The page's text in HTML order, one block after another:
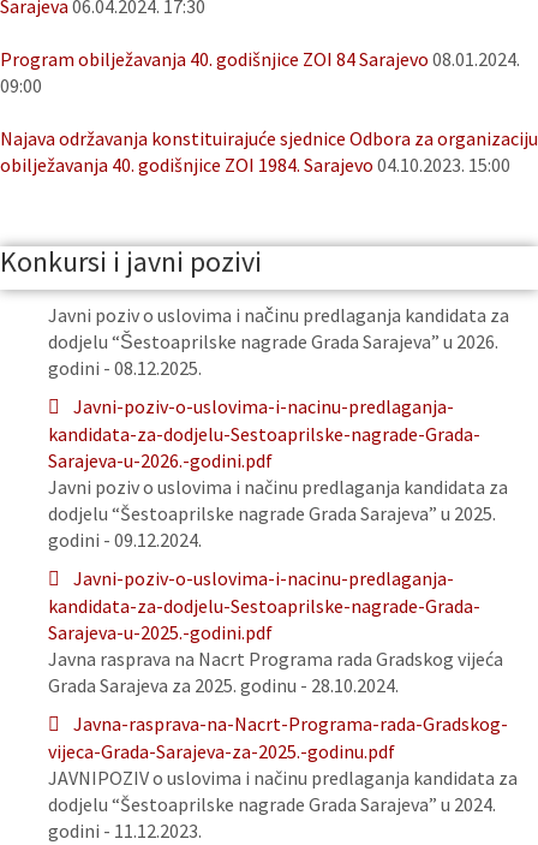
Sarajeva 06.04.2024. 17:30
Program obilježavanja 40. godišnjice ZOI 84 Sarajevo 08.01.2024.
09:00
Najava održavanja konstituirajuće sjednice Odbora za organizaciju
obilježavanja 40. godišnjice ZOI 1984. Sarajevo 04.10.2023. 15:00
Konkursi i javni pozivi
Javni poziv o uslovima i načinu predlaganja kandidata za
dodjelu “Šestoaprilske nagrade Grada Sarajeva” u 2026.
godini - 08.12.2025.
Javni-poziv-o-uslovima-i-nacinu-predlaganja-
kandidata-za-dodjelu-Sestoaprilske-nagrade-Grada-
Sarajeva-u-2026.-godini.pdf
Javni poziv o uslovima i načinu predlaganja kandidata za
dodjelu “Šestoaprilske nagrade Grada Sarajeva” u 2025.
godini - 09.12.2024.
Javni-poziv-o-uslovima-i-nacinu-predlaganja-
kandidata-za-dodjelu-Sestoaprilske-nagrade-Grada-
Sarajeva-u-2025.-godini.pdf
Javna rasprava na Nacrt Programa rada Gradskog vijeća
Grada Sarajeva za 2025. godinu - 28.10.2024.
Javna-rasprava-na-Nacrt-Programa-rada-Gradskog-
vijeca-Grada-Sarajeva-za-2025.-godinu.pdf
JAVNIPOZIV o uslovima i načinu predlaganja kandidata za
dodjelu “Šestoaprilske nagrade Grada Sarajeva” u 2024.
godini - 11.12.2023.